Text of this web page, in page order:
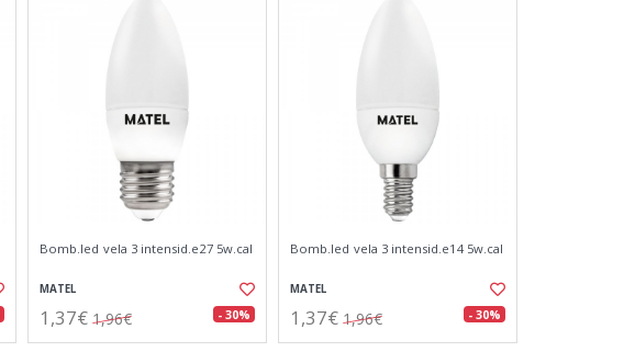
Bomb.led vela 3 intensid.e27 5w.cal
MATEL
1,37€ 1,96€ - 30%
Bomb.led vela 3 intensid.e14 5w.cal
MATEL
1,37€ 1,96€ - 30%